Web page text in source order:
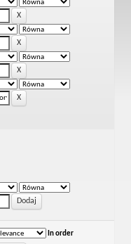
In order